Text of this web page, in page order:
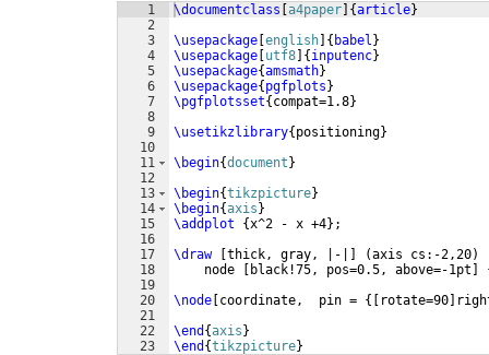
1
2
3
4
5
6
7
8
9
10
11
12
13
14
15
16
17
18
19
20
21
22
23
\documentclass [a4paper] {article}
\usepackage [english] { babel }
\usepackage [utf8] {inputenc}
\usepackage{amsmath}
\usepackage{pgfplots}
\pgfplotsset{compat=1.8}
\usetikzlibrary{positioning}
\begin{document}
\begin{tikzpicture}
\begin{axis}
\addplot
{x^2 - x +4} ;
\draw
[thick, gray, |-| ] (axis cs:-2,20)
    node
[ black!75, pos=0.5, above=-1pt ]
\node [coordinate,  pin = {[ rotate=90]
\end {axis}
\end {tikzpicture}